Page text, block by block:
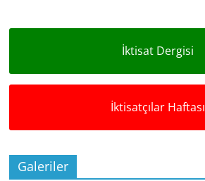
İktisat Dergisi
İktisatçılar Haftası
Galeriler